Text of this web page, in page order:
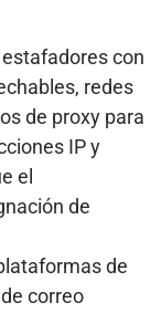
con
redes
de proxy para
IP y
el
de
de
correo